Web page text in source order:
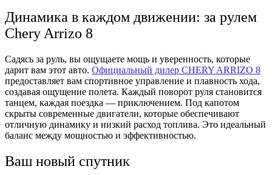
Динамика в каждом движении: за рулем
Chery Arrizo 8
Садясь за руль, вы ощущаете мощь и уверенность, которые
дарит вам этот авто. Официальный дилер CHERY ARRIZO 8
предоставляет вам спортивное управление и плавность хода,
создавая ощущение полета. Каждый поворот руля становится
танцем, каждая поездка — приключением. Под капотом
скрыты современные двигатели, которые обеспечивают
отличную динамику и низкий расход топлива. Это идеальный
баланс между мощностью и эффективностью.
Ваш новый спутник